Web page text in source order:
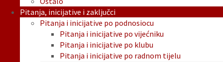
Pitanja, inicijative i zaključci
Pitanja i inicijative po podnosiocu
Pitanja i inicijative po vijećniku
Pitanja i inicijative po klubu
Pitanja i inicijative po radnom tijelu